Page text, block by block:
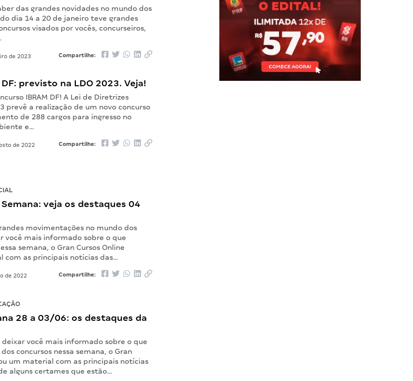
das grandes novidades no mundo dos
dia 14 a 20 de janeiro teve grandes
visados por vocês, concurseiros,
de 2023 Compartilhe:
previsto na LDO 2023. Veja!
IBRAM DF! A Lei de Diretrizes
prevê a realização de um novo concurso
de 288 cargos para ingresso no
e…
de 2022 Compartilhe:
veja os destaques 04
movimentações no mundo dos
você mais informado sobre o que
semana, o Gran Cursos Online
com as principais notícias das…
de 2022 Compartilhe:
28 a 03/06: os destaques da
deixar você mais informado sobre o que
concursos nessa semana, o Gran
um material com as principais notícias
alguns certames que estão…